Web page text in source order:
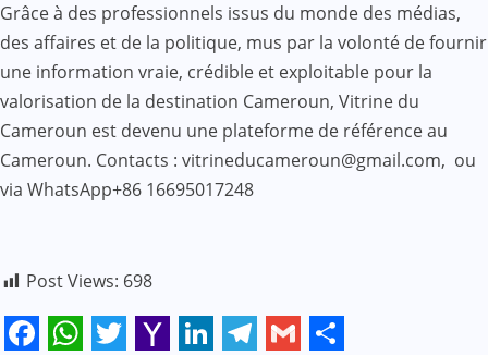
Grâce à des professionnels issus du monde des médias,
des affaires et de la politique, mus par la volonté de fournir
une information vraie, crédible et exploitable pour la
valorisation de la destination Cameroun, Vitrine du
Cameroun est devenu une plateforme de référence au
Cameroun. Contacts : vitrineducameroun@gmail.com, ou
via WhatsApp+86 16695017248
Post Views: 698